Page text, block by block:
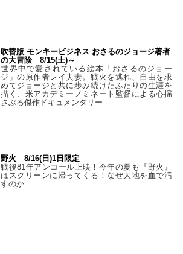
吹替版 モンキービジネス おさるのジョージ著者
の大冒険 8/15(土)～
世界中で愛されている絵本「おさるのジョー
ジ」の原作者レイ夫妻。戦火を逃れ、自由を求
めてジョージと共に歩み続けたふたりの生涯を
描く、米アカデミーノミネート監督による心揺
さぶる傑作ドキュメンタリー
野火 8/16(日)1日限定
戦後81年アンコール上映！今年の夏も『野火』
はスクリーンに帰ってくる！なぜ大地を血で汚
すのか